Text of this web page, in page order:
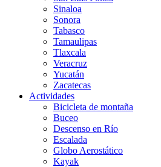
Sinaloa
Sonora
Tabasco
Tamaulipas
Tlaxcala
Veracruz
Yucatán
Zacatecas
Actividades
Bicicleta de montaña
Buceo
Descenso en Río
Escalada
Globo Aerostático
Kayak